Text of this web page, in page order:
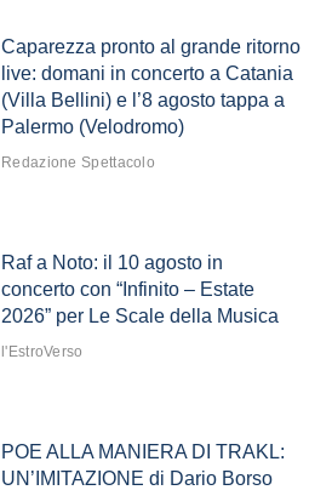
Caparezza pronto al grande ritorno
live: domani in concerto a Catania
(Villa Bellini) e l’8 agosto tappa a
Palermo (Velodromo)
Redazione Spettacolo
Raf a Noto: il 10 agosto in
concerto con “Infinito – Estate
2026” per Le Scale della Musica
l'EstroVerso
POE ALLA MANIERA DI TRAKL:
UN’IMITAZIONE di Dario Borso